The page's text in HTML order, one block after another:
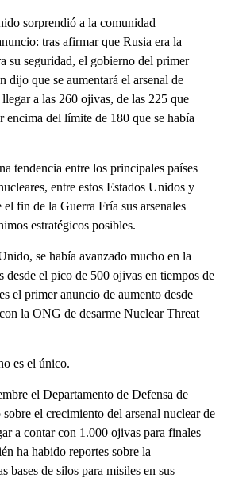
sorprendió a la comunidad
tras afirmar que Rusia era la
su seguridad, el gobierno del primer
dijo que se aumentará el arsenal de
llegar a las 260 ojivas, de las 225 que
encima del límite de 180 que se había
tendencia entre los principales países
entre estos Estados Unidos y
el fin de la Guerra Fría sus arsenales
estratégicos posibles.
se había avanzado mucho en la
desde el pico de 500 ojivas en tiempos de
el primer anuncio de aumento desde
la ONG de desarme Nuclear Threat
es el único.
el Departamento de Defensa de
el crecimiento del arsenal nuclear de
a contar con 1.000 ojivas para finales
ha habido reportes sobre la
bases de silos para misiles en sus